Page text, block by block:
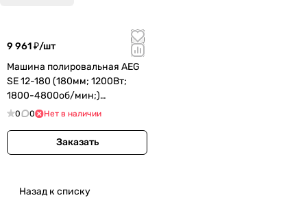
9 961 ₽/шт
Машина полировальная AEG
SE 12-180 (180мм; 1200Вт;
1800-4800об/мин;)
(4935412279)
0 0 Нет в наличии
Заказать
Назад к списку